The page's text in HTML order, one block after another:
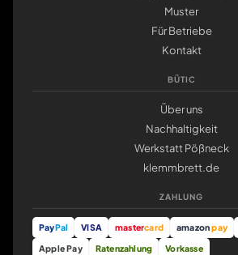
Muster
Für Betriebe
Kontakt
BÜTIC
Über uns
Nachhaltigkeit
Werkstatt Pößneck
klemmbrett.de
ZAHLUNG
PayPal VISA mastercard amazonpay
Apple Pay
Ratenzahlung Vorkasse